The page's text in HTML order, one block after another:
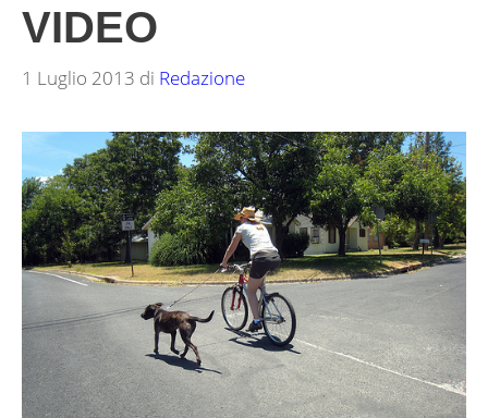
VIDEO
1 Luglio 2013 di Redazione